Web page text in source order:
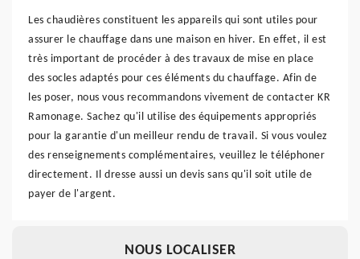
Les chaudières constituent les appareils qui sont utiles pour
assurer le chauffage dans une maison en hiver. En effet, il est
très important de procéder à des travaux de mise en place
des socles adaptés pour ces éléments du chauffage. Afin de
les poser, nous vous recommandons vivement de contacter KR
Ramonage. Sachez qu'il utilise des équipements appropriés
pour la garantie d'un meilleur rendu de travail. Si vous voulez
des renseignements complémentaires, veuillez le téléphoner
directement. Il dresse aussi un devis sans qu'il soit utile de
payer de l'argent.
NOUS LOCALISER